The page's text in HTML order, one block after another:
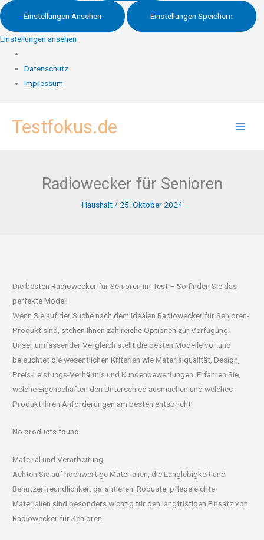
Einstellungen Ansehen Einstellungen Speichern
Einstellungen ansehen
Datenschutz
Impressum
InhaltTestfokus.de
Radiowecker für Senioren
Haushalt/ 25. Oktober 2024
Die besten Radiowecker für Senioren im Test – So finden Sie das
perfekte Modell
Wenn Sie auf der Suche nach dem idealen Radiowecker für Senioren-
Produkt sind, stehen Ihnen zahlreiche Optionen zur Verfügung.
Unser umfassender Vergleich stellt die besten Modelle vor und
beleuchtet die wesentlichen Kriterien wie Materialqualität, Design,
Preis-Leistungs-Verhältnis und Kundenbewertungen. Erfahren Sie,
welche Eigenschaften den Unterschied ausmachen und welches
Produkt Ihren Anforderungen am besten entspricht.
No products found.
Material und Verarbeitung
Achten Sie auf hochwertige Materialien, die Langlebigkeit und
Benutzerfreundlichkeit garantieren. Robuste, pflegeleichte
Materialien sind besonders wichtig für den langfristigen Einsatz von
Radiowecker für Senioren.